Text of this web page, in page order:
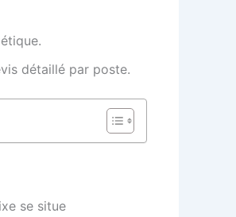
détaillé par poste.
se situe